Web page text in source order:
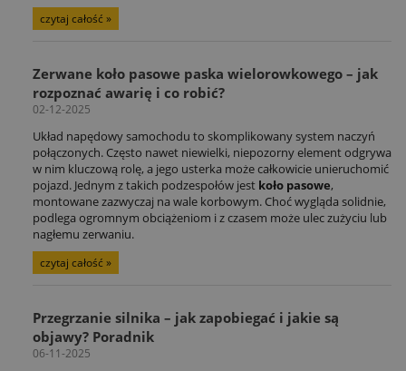
czytaj całość »
Zerwane koło pasowe paska wielorowkowego – jak
rozpoznać awarię i co robić?
02-12-2025
Układ napędowy samochodu to skomplikowany system naczyń
połączonych. Często nawet niewielki, niepozorny element odgrywa
w nim kluczową rolę, a jego usterka może całkowicie unieruchomić
pojazd. Jednym z takich podzespołów jest koło pasowe,
montowane zazwyczaj na wale korbowym. Choć wygląda solidnie,
podlega ogromnym obciążeniom i z czasem może ulec zużyciu lub
nagłemu zerwaniu.
czytaj całość »
Przegrzanie silnika – jak zapobiegać i jakie są
objawy? Poradnik
06-11-2025